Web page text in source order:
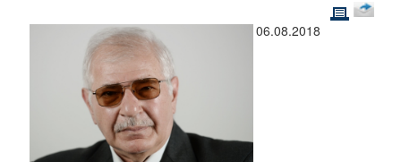
06.08.2018